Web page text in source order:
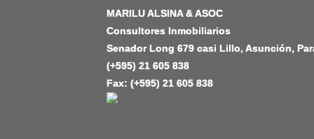
MARILU ALSINA & ASOC
Consultores Inmobiliarios
Senador Long 679 casi Lillo, Asunción,
(+595) 21 605 838
Fax: (+595) 21 605 838